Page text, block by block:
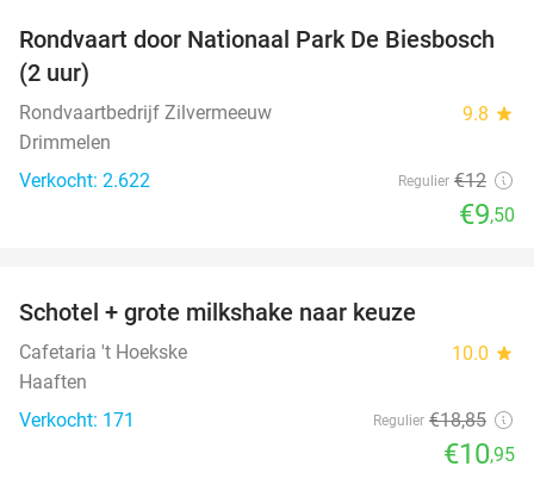
21%
Rondvaart door Nationaal Park De Biesbosch
(2 uur)
Rondvaartbedrijf Zilvermeeuw 9.8 star
Drimmelen
Verkocht: 2.622
Regulier €12
€9,50
Schotel + grote milkshake naar keuze
Cafetaria 't Hoekske 10.0 star
Haaften
Verkocht: 171
Regulier €18,85
€10,95